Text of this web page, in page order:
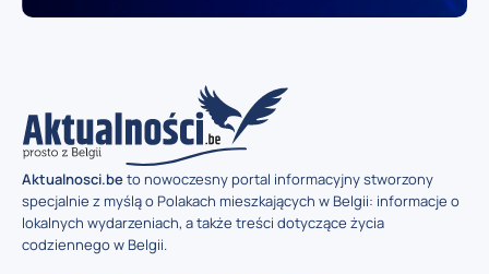
Aktualnosci.beto nowoczesny portal informacyjny stworzony
specjalnie z myślą o Polakach mieszkających w Belgii: informacje o
lokalnych wydarzeniach, a także treści dotyczące życia
codziennego w Belgii.